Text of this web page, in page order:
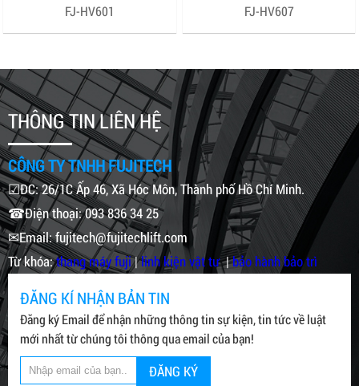
FJ-HV601 FJ-HV607
THÔNG TIN LIÊN HỆ
CÔNG TY TNHH FUJITECH
☑ĐC: 26/1C Ấp 46, Xã Hóc Môn, Thành phố Hồ Chí Minh.
☎Điện thoại: 093 836 34 25
✉Email: fujitech@fujitechlift.com
Từ khóa:thang máy fuji|linh kiện vật tư|bảo hành bảo trì
ĐĂNG KÍ NHẬN BẢN TIN
Đăng ký Email để nhận những thông tin sự kiện, tin tức về luật
mới nhất từ chúng tôi thông qua email của bạn!
ĐĂNG KÝ